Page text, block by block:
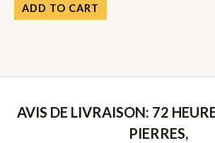
ADD TO CART
AVIS DE LIVRAISON: 72
PIERRES,